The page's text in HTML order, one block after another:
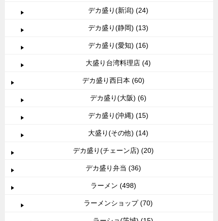
デカ盛り(新潟) (24)
デカ盛り(静岡) (13)
デカ盛り(愛知) (16)
大盛り台湾料理店 (4)
デカ盛り西日本 (60)
デカ盛り(大阪) (6)
デカ盛り(沖縄) (15)
大盛り(その他) (14)
デカ盛り(チェーン店) (20)
デカ盛り弁当 (36)
ラーメン (498)
ラーメンショップ (70)